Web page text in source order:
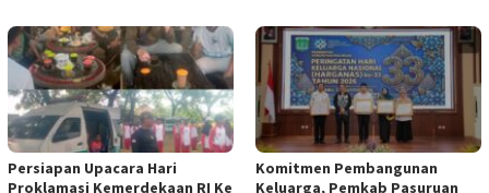
Persiapan Upacara Hari
Proklamasi Kemerdekaan RI Ke
Komitmen Pembangunan
Keluarga, Pemkab Pasuruan